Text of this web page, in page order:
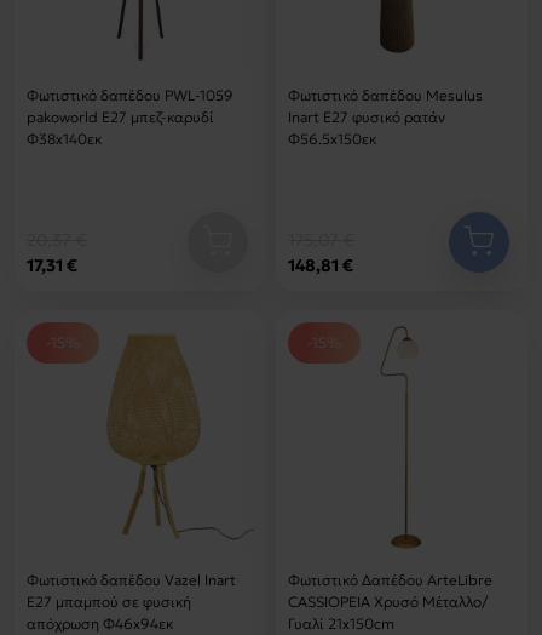
Φωτιστικό δαπέδου PWL-1059
pakoworld Ε27 μπεζ-καρυδί
Φ38x140εκ
17,31 €
Φωτιστικό δαπέδου Mesulus
Inart Ε27 φυσικό ρατάν
Φ56.5x150εκ
148,81 €
-15%
Φωτιστικό δαπέδου Vazel Inart
Ε27 μπαμπού σε φυσική
απόχρωση Φ46x94εκ
-15%
Φωτιστικό Δαπέδου ArteLibre
CASSIOPEIA Χρυσό Μέταλλο/
Γυαλί 21x150cm